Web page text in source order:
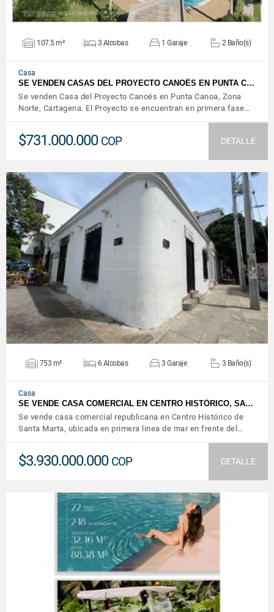
107.5 m² 3 Alcobas 1 Garaje 2 Baño(s)
Casa
SE VENDEN CASAS DEL PROYECTO CANOËS EN PUNTA C…
Se venden Casa del Proyecto Canoës en Punta Canoa, Zona
Norte, Cartagena. El Proyecto se encuentran en primera fase…
$731.000.000 COP DETALLE
753 m² 6 Alcobas 3 Garaje 3 Baño(s)
Casa
SE VENDE CASA COMERCIAL EN CENTRO HISTÓRICO, SA…
Se vende casa comercial republicana en Centro Histórico de
Santa Marta, ubicada en primera linea de mar en frente del…
$3.930.000.000 COP DETALLE
VER DETALLES